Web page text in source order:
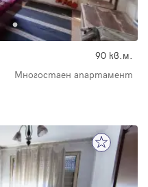
90 кв.м.
Многостаен апартамент